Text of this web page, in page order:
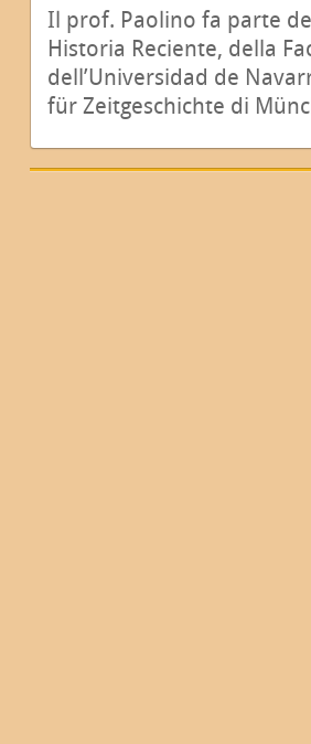
Il prof. Paolino fa parte
Historia Reciente, della
dell’Universidad de
für Zeitgeschichte di